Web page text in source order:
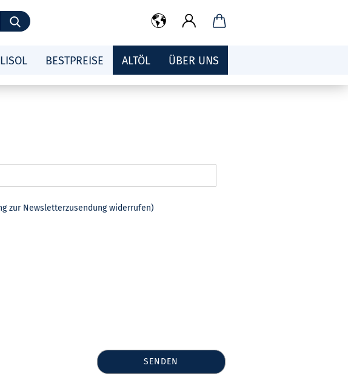
Suche...
LISOL BESTPREISE ALTÖL ÜBER UNS
zur Newsletterzusendung widerrufen)
SENDEN